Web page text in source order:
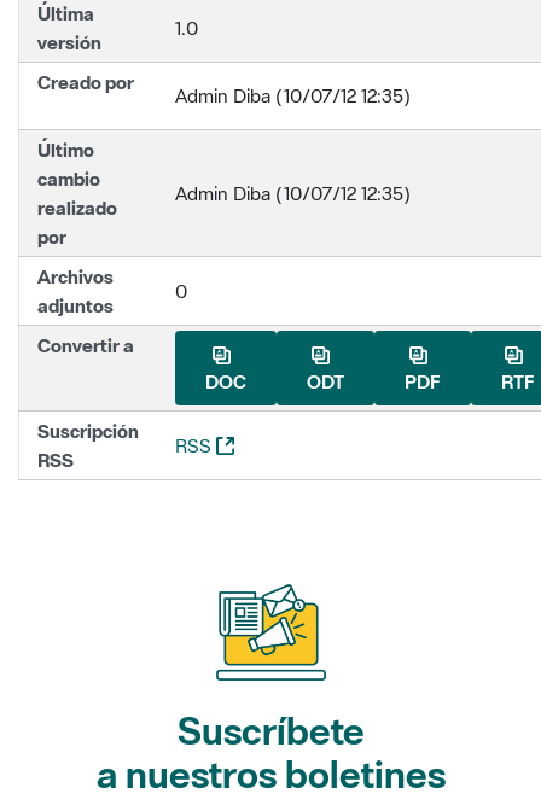
Última
versión
1.0
Creado por
Admin Diba (10/07/12 12:35)
Último
cambio
realizado
por
Admin Diba (10/07/12 12:35)
Archivos
adjuntos
0
Convertir a
DOC
ODT PDF RTF
Suscripción
RSS
RSS (Abre una nueva ventana)
Suscríbete
a nuestros boletines